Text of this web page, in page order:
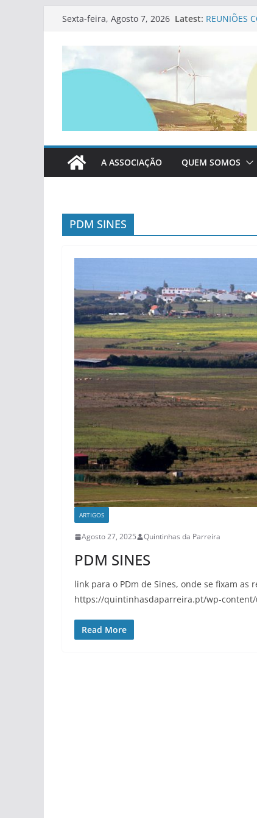
content
Sexta-feira, Agosto 7, 2026 Latest: REUNIÕES
Proposta
A ASSOCIAÇÃO QUEM SOMOS
PDM SINES
ARTIGOS
Agosto 27, 2025 Quintinhas da Parreira
PDM SINES
link para o PDm de Sines, onde se fixam
https://quintinhasdaparreira.pt/wp-content/
Read More